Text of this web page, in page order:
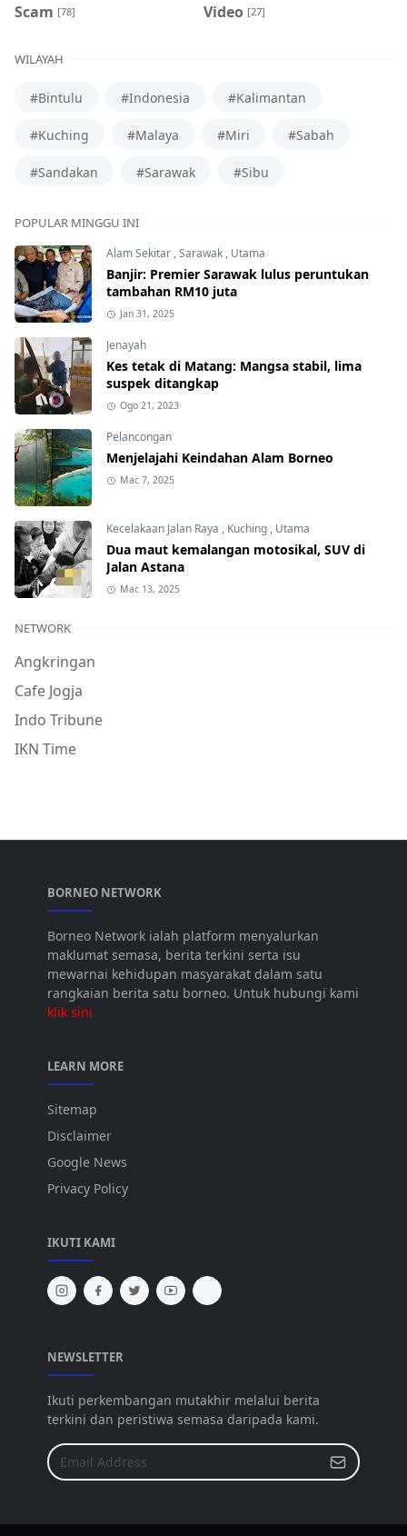
Scam [78] Video [27]
WILAYAH
#Bintulu #Indonesia #Kalimantan
#Kuching #Malaya #Miri #Sabah
#Sandakan #Sarawak #Sibu
POPULAR MINGGU INI
Alam Sekitar,Sarawak, Utama
Banjir: Premier Sarawak lulus peruntukan
tambahan RM10 juta
Jan 31, 2025
Jenayah
Kes tetak di Matang: Mangsa stabil, lima
suspek ditangkap
Ogo 21, 2023
Pelancongan
Menjelajahi Keindahan Alam Borneo
Mac 7, 2025
Kecelakaan Jalan Raya , Kuching, Utama
Dua maut kemalangan motosikal, SUV di
Jalan Astana
Mac 13, 2025
NETWORK
Angkringan
Cafe Jogja
Indo Tribune
IKN Time
BORNEO NETWORK
Borneo Network ialah platform menyalurkan
maklumat semasa, berita terkini serta isu
mewarnai kehidupan masyarakat dalam satu
rangkaian berita satu borneo. Untuk hubungi kami
klik sini
LEARN MORE
Sitemap
Disclaimer
Google News
Privacy Policy
IKUTI KAMI
NEWSLETTER
Ikuti perkembangan mutakhir melalui berita
terkini dan peristiwa semasa daripada kami.